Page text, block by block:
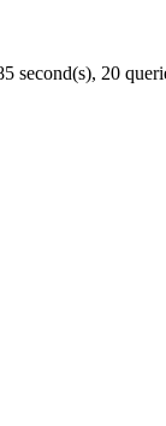
second(s), 20